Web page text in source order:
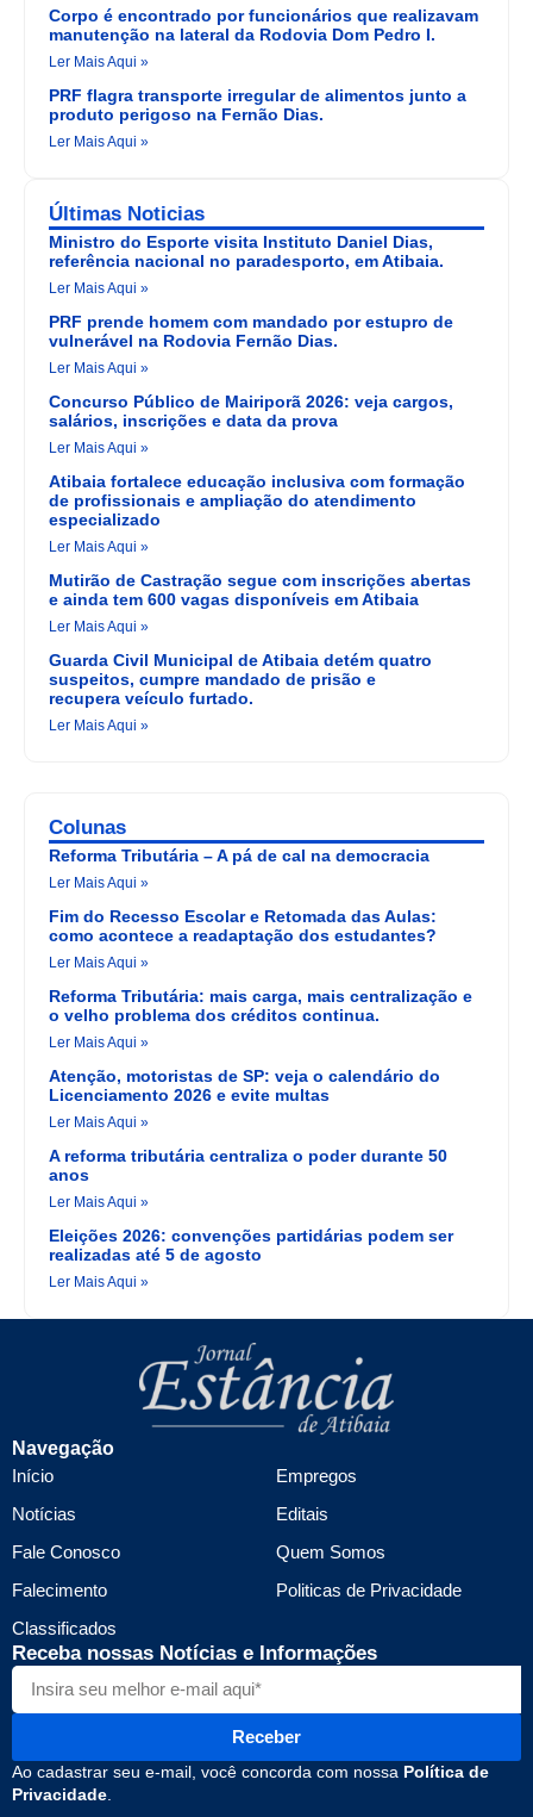
Corpo é encontrado por funcionários que realizavam
manutenção na lateral da Rodovia Dom Pedro I.
Ler Mais Aqui »
PRF flagra transporte irregular de alimentos junto a
produto perigoso na Fernão Dias.
Ler Mais Aqui »
Últimas Noticias
Ministro do Esporte visita Instituto Daniel Dias,
referência nacional no paradesporto, em Atibaia.
Ler Mais Aqui »
PRF prende homem com mandado por estupro de
vulnerável na Rodovia Fernão Dias.
Ler Mais Aqui »
Concurso Público de Mairiporã 2026: veja cargos,
salários, inscrições e data da prova
Ler Mais Aqui »
Atibaia fortalece educação inclusiva com formação
de profissionais e ampliação do atendimento
especializado
Ler Mais Aqui »
Mutirão de Castração segue com inscrições abertas
e ainda tem 600 vagas disponíveis em Atibaia
Ler Mais Aqui »
Guarda Civil Municipal de Atibaia detém quatro
suspeitos, cumpre mandado de prisão e
recupera veículo furtado.
Ler Mais Aqui »
Colunas
Reforma Tributária – A pá de cal na democracia
Ler Mais Aqui »
Fim do Recesso Escolar e Retomada das Aulas:
como acontece a readaptação dos estudantes?
Ler Mais Aqui »
Reforma Tributária: mais carga, mais centralização e
o velho problema dos créditos continua.
Ler Mais Aqui »
Atenção, motoristas de SP: veja o calendário do
Licenciamento 2026 e evite multas
Ler Mais Aqui »
A reforma tributária centraliza o poder durante 50
anos
Ler Mais Aqui »
Eleições 2026: convenções partidárias podem ser
realizadas até 5 de agosto
Ler Mais Aqui »
Navegação
Início
Notícias
Fale Conosco
Falecimento
Classificados
Empregos
Editais
Quem Somos
Politicas de Privacidade
Receba nossas Notícias e Informações
Receber
Ao cadastrar seu e-mail, você concorda com nossa Política de
Privacidade